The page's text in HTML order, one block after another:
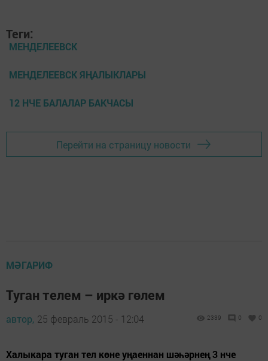
Теги:
МЕНДЕЛЕЕВСК
МЕНДЕЛЕЕВСК ЯҢАЛЫКЛАРЫ
12 НЧЕ БАЛАЛАР БАКЧАСЫ
Перейти на страницу новости
МӘГАРИФ
Туган телем – иркә гөлем
автор, 25 февраль 2015 - 12:04 2339 0 0
Халыкара туган тел көне уңаеннан шәһәрнең 3 нче